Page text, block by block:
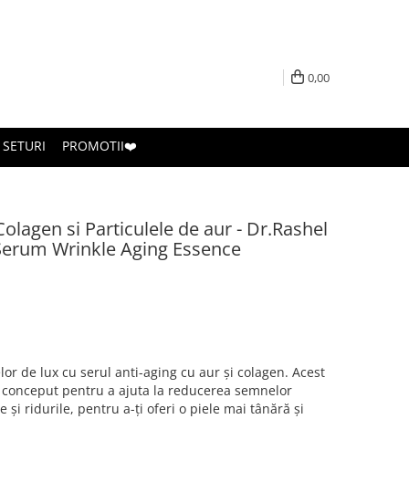
0,00
SETURI PROMOTII❤️
si Particulele de aur - Dr.Rashel
Wrinkle Aging Essence
de lux cu serul anti-aging cu aur și colagen. Acest
pentru a ajuta la reducerea semnelor
și ridurile, pentru a-ți oferi o piele mai tânără și